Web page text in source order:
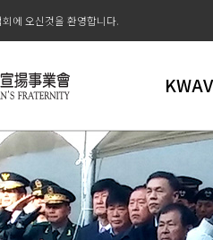
에 오신것을 환영합니다.